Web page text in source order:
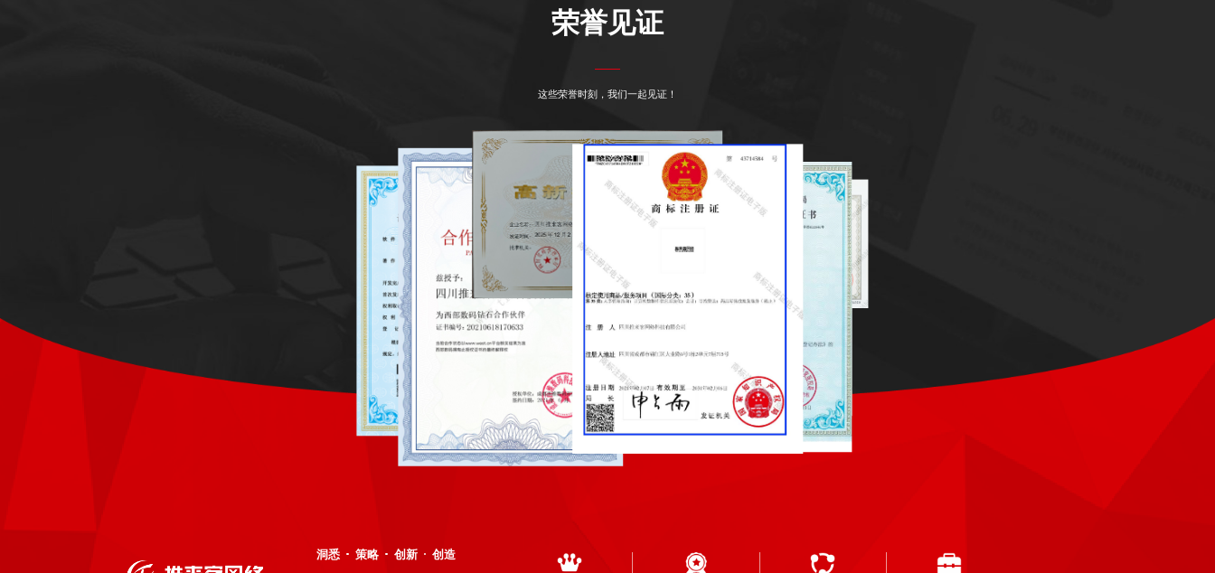
荣誉见证
这些荣誉时刻，我们一起见证！
洞悉 策略 创新 创造